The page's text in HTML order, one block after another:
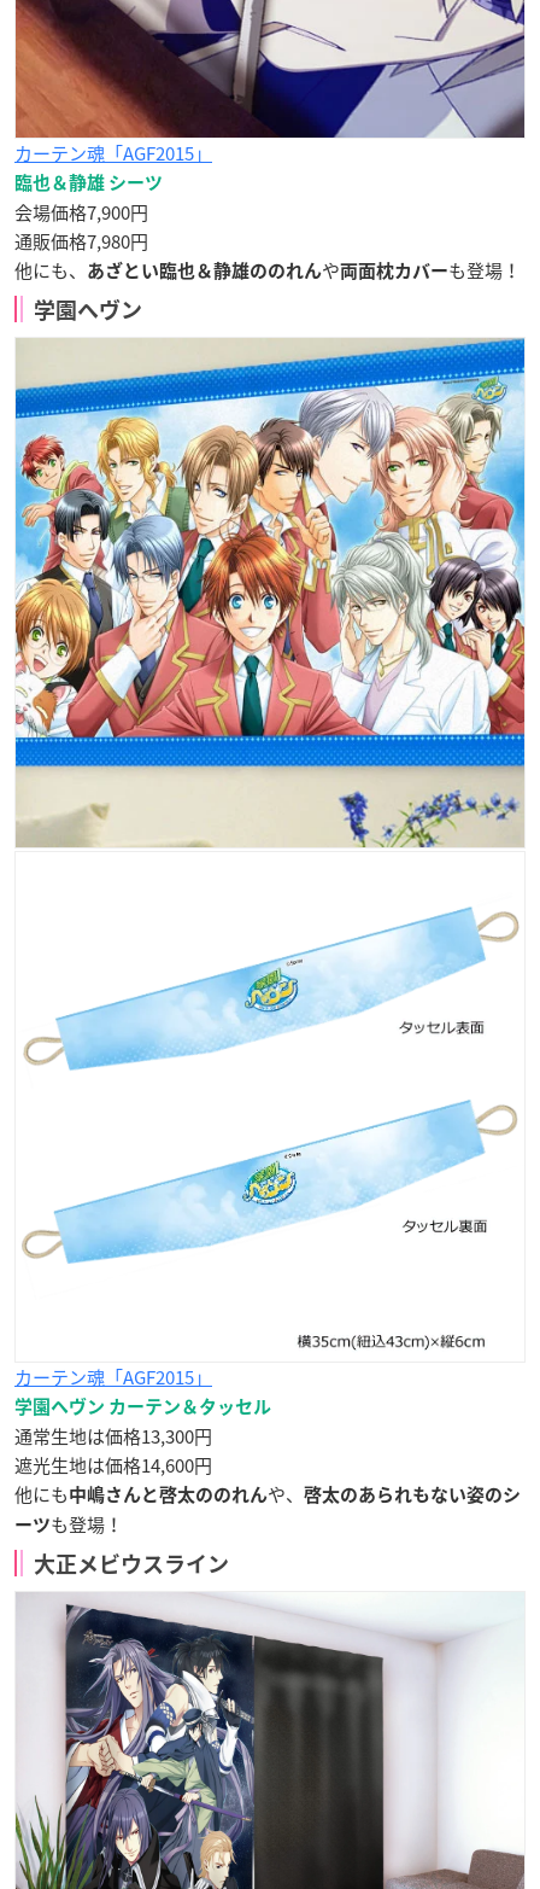
カーテン魂「AGF2015」
臨也＆静雄 シーツ
会場価格7,900円
通販価格7,980円
他にも、
あざとい臨也＆静雄ののれんや両面枕カバーも登場！
学園ヘヴン
カーテン魂「AGF2015」
学園ヘヴン カーテン＆タッセル
通常生地は価格13,300円
遮光生地は価格14,600円
他にも 中嶋さんと啓太ののれんや、
啓太のあられもない姿のシ
ーツも登場！
大正メビウスライン